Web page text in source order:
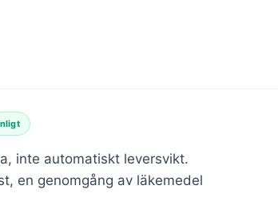
inte automatiskt leversvikt.
en genomgång av läkemedel